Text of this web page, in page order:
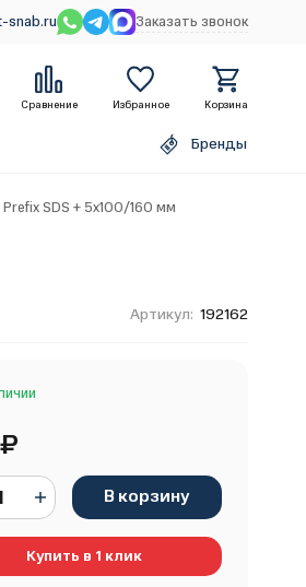
snab.ru Заказать звонок
Сравнение Избранное Корзина
Бренды
SDS + 5х100/160 мм
Артикул: 192162
₽
В корзину
Купить в 1 клик